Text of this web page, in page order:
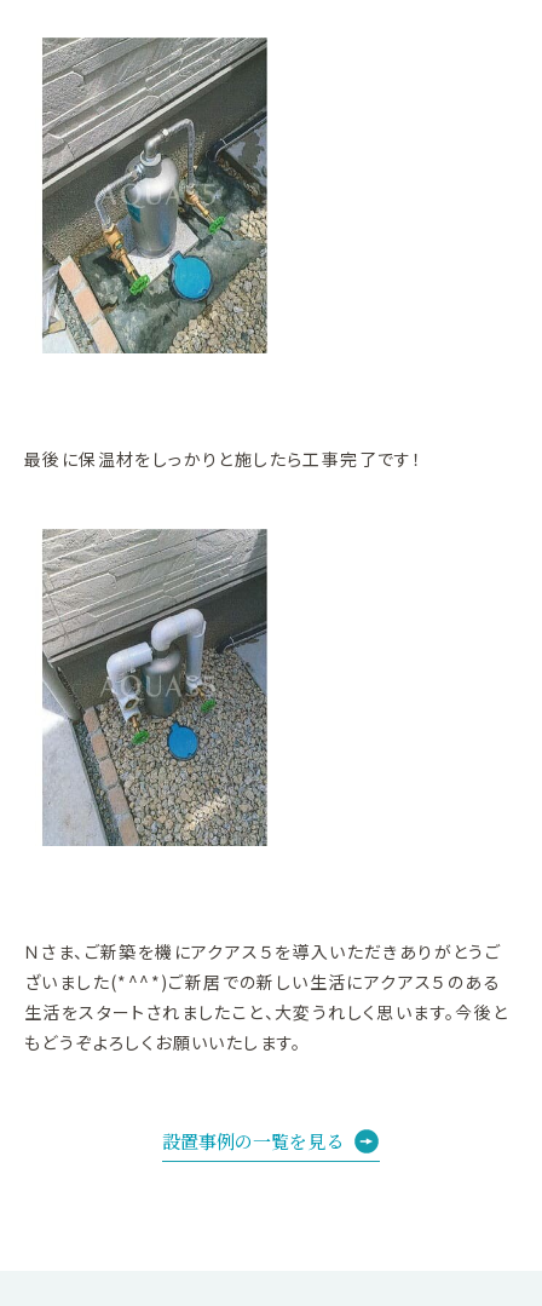
最後に保温材をしっかりと施したら工事完了です！
Ｎさま、ご新築を機にアクアス５を導入いただきありがとうご
ざいました(*^^*)ご新居での新しい生活にアクアス５のある
生活をスタートされましたこと、大変うれしく思います。今後と
もどうぞよろしくお願いいたします。
設置事例の一覧を見る